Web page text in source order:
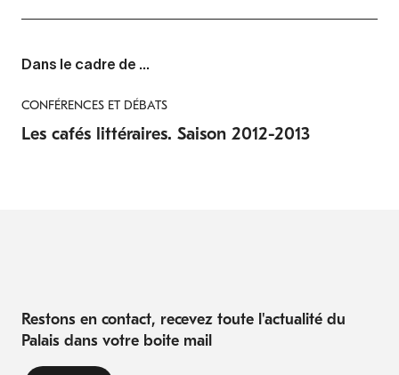
Dans le cadre de ...
CONFÉRENCES ET DÉBATS
Les cafés littéraires. Saison 2012-2013
Restons en contact, recevez toute l'actualité du
Palais dans votre boite mail